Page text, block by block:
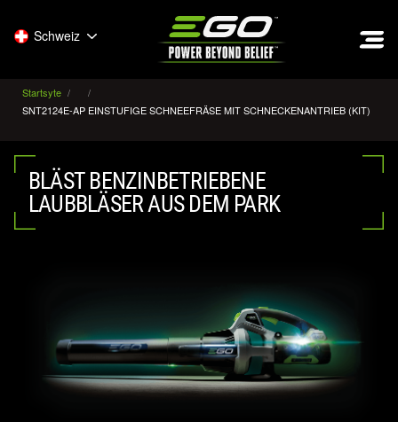
Schweiz
Startsyte
SNT2124E-AP EINSTUFIGE SCHNEEFRÄSE MIT SCHNECKENANTRIEB (KIT)
BLÄST BENZINBETRIEBENE
LAUBBLÄSER AUS DEM PARK